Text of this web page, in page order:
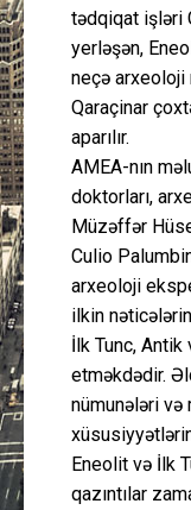
tədqiqat işləri
yerləşən,
neçə
Qaraçinar
aparılır.
AMEA-nın
doktorları,
Müzəffər
Culio
arxeoloji
ilkin
İlk Tunc,
etməkdədir.
nümunələri və
Eneolit və İlk
qazıntılar